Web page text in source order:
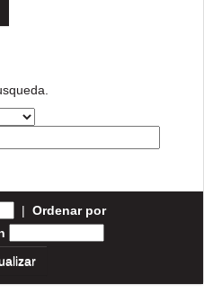
| Ordenar por